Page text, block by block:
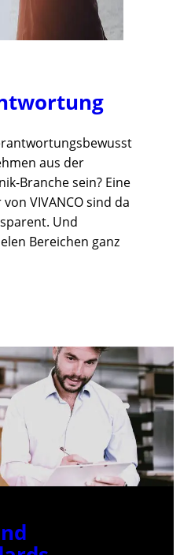
aus der
Branche sein? Eine
VIVANCO sind da
Und
Bereichen ganz